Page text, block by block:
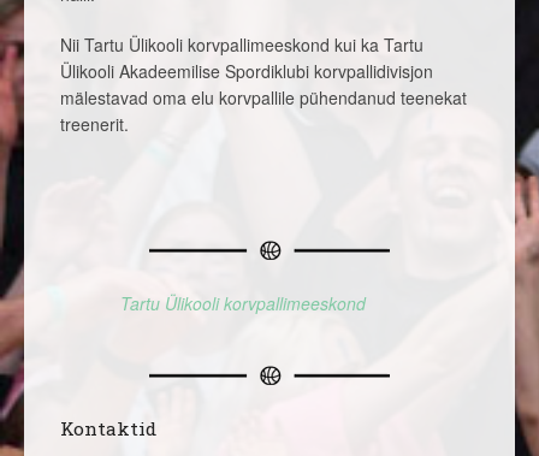
Nii Tartu Ülikooli korvpallimeeskond kui ka Tartu
Ülikooli Akadeemilise Spordiklubi korvpallidivisjon
mälestavad oma elu korvpallile pühendanud teenekat
treenerit.
Tartu Ülikooli korvpallimeeskond
Kontaktid